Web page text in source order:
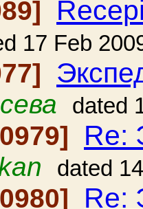
17 Feb
dated
Re:
dated
Re: